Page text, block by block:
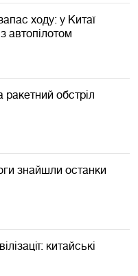
ходу: у Китаї
автопілотом
обстріл
знайшли останки
китайські